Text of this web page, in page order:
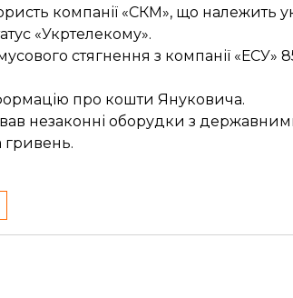
компанії «СКМ», що належить
«Укртелекому».
стягнення з компанії «ЕСУ»
про кошти Януковича.
незаконні оборудки з
гривень.